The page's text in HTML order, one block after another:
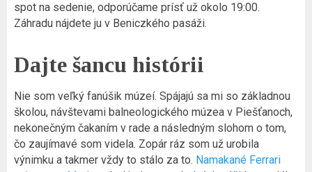
spot na sedenie, odporúčame prísť už okolo 19:00.
Záhradu nájdete ju v Beniczkého pasáži.
Dajte šancu histórii
Nie som veľký fanúšik múzeí. Spájajú sa mi so základnou
školou, návštevami balneologického múzea v Piešťanoch,
nekonečným čakaním v rade a následným slohom o tom,
čo zaujímavé som videla. Zopár ráz som už urobila
výnimku a takmer vždy to stálo za to. Namakané Ferrari